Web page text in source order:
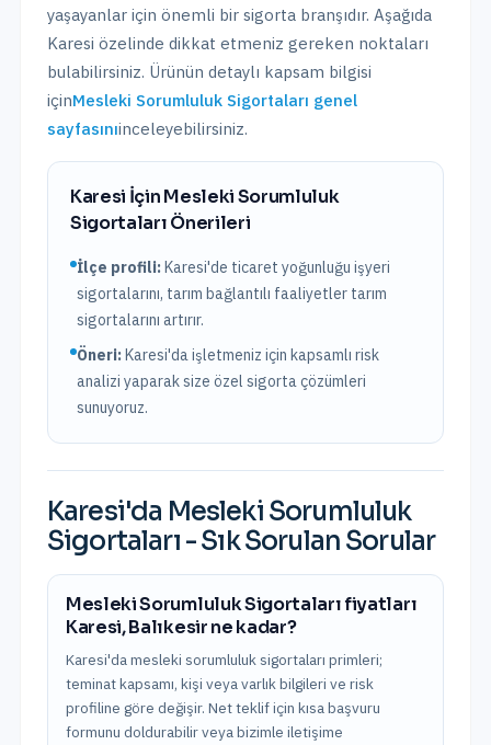
yaşayanlar için önemli bir sigorta branşıdır. Aşağıda
Karesi özelinde dikkat etmeniz gereken noktaları
bulabilirsiniz. Ürünün detaylı kapsam bilgisi
içinMesleki Sorumluluk Sigortaları genel
sayfasınıinceleyebilirsiniz.
Karesi İçinMesleki Sorumluluk
SigortalarıÖnerileri
İlçe profili:Karesi'de ticaret yoğunluğu işyeri
sigortalarını, tarım bağlantılı faaliyetler tarım
sigortalarını artırır.
Öneri:Karesi'da işletmeniz için kapsamlı risk
analizi yaparak size özel sigorta çözümleri
sunuyoruz.
Karesi'da Mesleki Sorumluluk
Sigortaları - Sık Sorulan Sorular
Mesleki Sorumluluk Sigortaları fiyatları
Karesi, Balıkesir ne kadar?
Karesi'da mesleki sorumluluk sigortaları primleri;
teminat kapsamı, kişi veya varlık bilgileri ve risk
profiline göre değişir. Net teklif için kısa başvuru
formunu doldurabilir veya bizimle iletişime